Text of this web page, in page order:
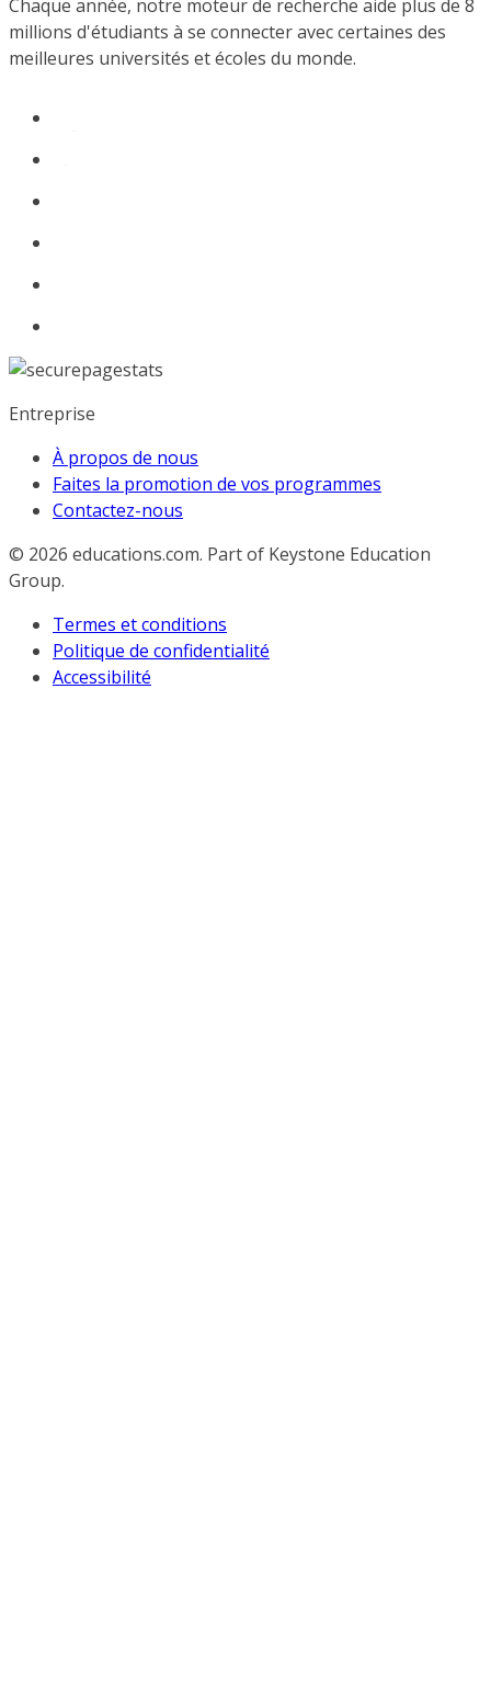
Chaque année, notre moteur de recherche aide plus de 8
millions d'étudiants à se connecter avec certaines des
meilleures universités et écoles du monde.
Entreprise
À propos de nous
Faites la promotion de vos programmes
Contactez-nous
© 2026 educations.com. Part of Keystone Education
Group.
Termes et conditions
Politique de confidentialité
Accessibilité